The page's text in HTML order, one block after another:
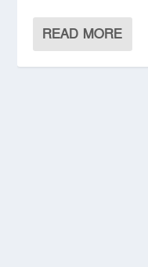
READ MORE